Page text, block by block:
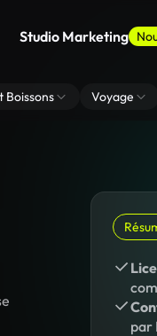
Studio Marketing
Boissons Voyage
par